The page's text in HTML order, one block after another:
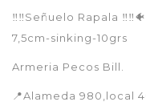
‼️‼️Señuelo Rapala
7,5cm-sinking-10grs
Armeria Pecos Bill.
📍Alameda 980,local